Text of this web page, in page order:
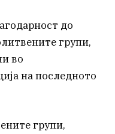
до
групи,
во
на последното
групи,